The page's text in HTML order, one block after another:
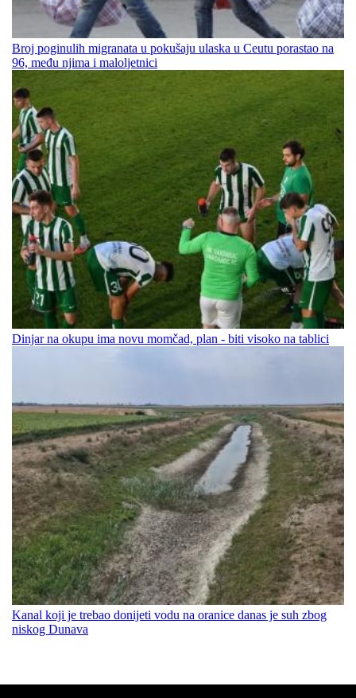
Broj poginulih migranata u pokušaju ulaska u Ceutu porastao na
96, među njima i maloljetnici
Dinjar na okupu ima novu momčad, plan - biti visoko na tablici
Kanal koji je trebao donijeti vodu na oranice danas je suh zbog
niskog Dunava